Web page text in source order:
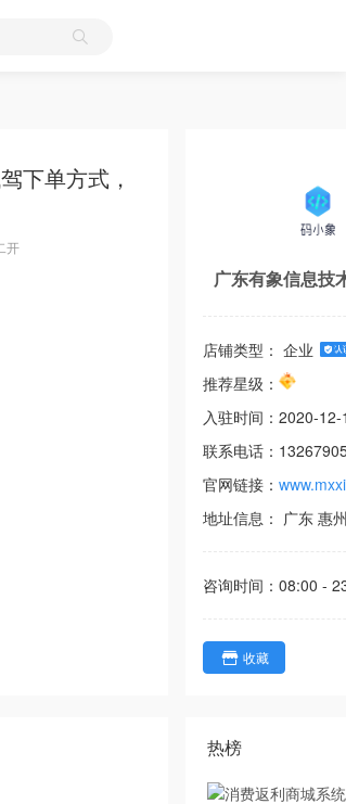
下单方式，
开
广东有象信息技
店铺类型： 企业
推荐星级：
入驻时间： 2020-12-
联系电话：
官网链接：
地址信息： 广东 惠
咨询时间： 08:00 -
收藏
热榜